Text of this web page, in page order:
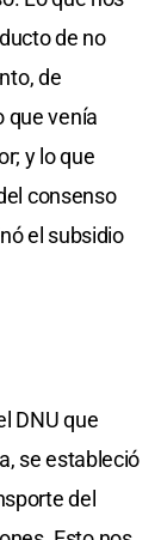
de no
de
que venía
y lo que
consenso
el subsidio
DNU que
se estableció
del